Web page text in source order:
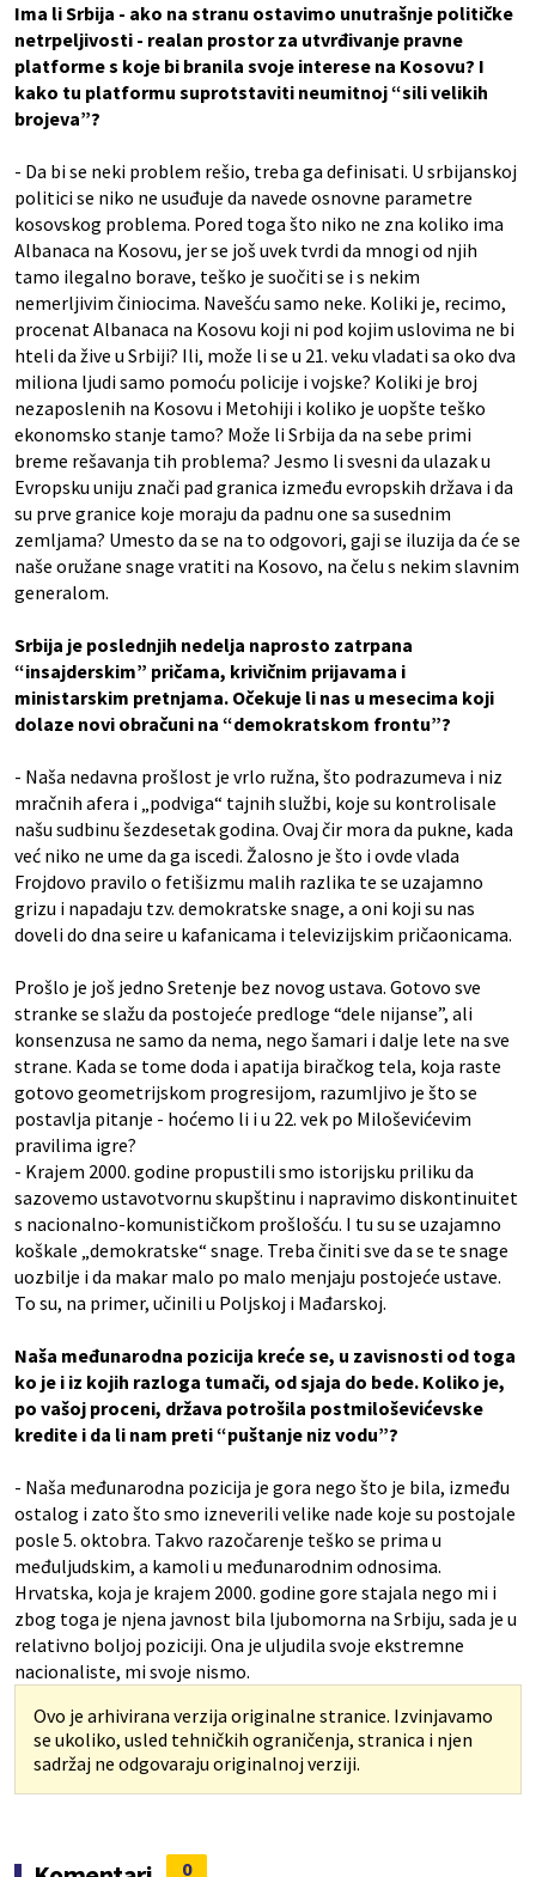
Ima li Srbija - ako na stranu ostavimo unutrašnje političke
netrpeljivosti - realan prostor za utvrđivanje pravne
platforme s koje bi branila svoje interese na Kosovu? I
kako tu platformu suprotstaviti neumitnoj “sili velikih
brojeva”?
- Da bi se neki problem rešio, treba ga definisati. U srbijanskoj
politici se niko ne usuđuje da navede osnovne parametre
kosovskog problema. Pored toga što niko ne zna koliko ima
Albanaca na Kosovu, jer se još uvek tvrdi da mnogi od njih
tamo ilegalno borave, teško je suočiti se i s nekim
nemerljivim činiocima. Navešću samo neke. Koliki je, recimo,
procenat Albanaca na Kosovu koji ni pod kojim uslovima ne bi
hteli da žive u Srbiji? Ili, može li se u 21. veku vladati sa oko dva
miliona ljudi samo pomoću policije i vojske? Koliki je broj
nezaposlenih na Kosovu i Metohiji i koliko je uopšte teško
ekonomsko stanje tamo? Može li Srbija da na sebe primi
breme rešavanja tih problema? Jesmo li svesni da ulazak u
Evropsku uniju znači pad granica između evropskih država i da
su prve granice koje moraju da padnu one sa susednim
zemljama? Umesto da se na to odgovori, gaji se iluzija da će se
naše oružane snage vratiti na Kosovo, na čelu s nekim slavnim
generalom.
Srbija je poslednjih nedelja naprosto zatrpana
“insajderskim” pričama, krivičnim prijavama i
ministarskim pretnjama. Očekuje li nas u mesecima koji
dolaze novi obračuni na “demokratskom frontu”?
- Naša nedavna prošlost je vrlo ružna, što podrazumeva i niz
mračnih afera i „podviga“ tajnih službi, koje su kontrolisale
našu sudbinu šezdesetak godina. Ovaj čir mora da pukne, kada
već niko ne ume da ga iscedi. Žalosno je što i ovde vlada
Frojdovo pravilo o fetišizmu malih razlika te se uzajamno
grizu i napadaju tzv. demokratske snage, a oni koji su nas
doveli do dna seire u kafanicama i televizijskim pričaonicama.
Prošlo je još jedno Sretenje bez novog ustava. Gotovo sve
stranke se slažu da postojeće predloge “dele nijanse”, ali
konsenzusa ne samo da nema, nego šamari i dalje lete na sve
strane. Kada se tome doda i apatija biračkog tela, koja raste
gotovo geometrijskom progresijom, razumljivo je što se
postavlja pitanje - hoćemo li i u 22. vek po Miloševićevim
pravilima igre?
- Krajem 2000. godine propustili smo istorijsku priliku da
sazovemo ustavotvornu skupštinu i napravimo diskontinuitet
s nacionalno-komunističkom prošlošću. I tu su se uzajamno
koškale „demokratske“ snage. Treba činiti sve da se te snage
uozbilje i da makar malo po malo menjaju postojeće ustave.
To su, na primer, učinili u Poljskoj i Mađarskoj.
Naša međunarodna pozicija kreće se, u zavisnosti od toga
ko je i iz kojih razloga tumači, od sjaja do bede. Koliko je,
po vašoj proceni, država potrošila postmiloševićevske
kredite i da li nam preti “puštanje niz vodu”?
- Naša međunarodna pozicija je gora nego što je bila, između
ostalog i zato što smo izneverili velike nade koje su postojale
posle 5. oktobra. Takvo razočarenje teško se prima u
međuljudskim, a kamoli u međunarodnim odnosima.
Hrvatska, koja je krajem 2000. godine gore stajala nego mi i
zbog toga je njena javnost bila ljubomorna na Srbiju, sada je u
relativno boljoj poziciji. Ona je uljudila svoje ekstremne
nacionaliste, mi svoje nismo.
Ovo je arhivirana verzija originalne stranice. Izvinjavamo
se ukoliko, usled tehničkih ograničenja, stranica i njen
sadržaj ne odgovaraju originalnoj verziji.
0